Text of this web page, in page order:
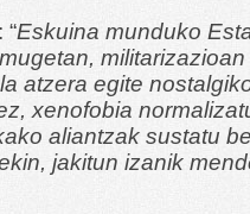
“Eskuina munduko
atzera egite
xenofobia
aliantzak sustatu
jakitun izanik